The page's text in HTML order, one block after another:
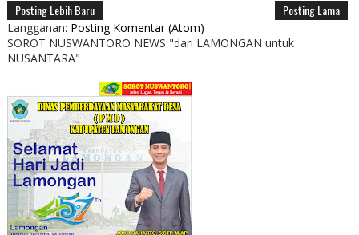
Posting Lebih Baru Posting Lama
Langganan: Posting Komentar (Atom)
SOROT NUSWANTORO NEWS "dari LAMONGAN untuk
NUSANTARA"